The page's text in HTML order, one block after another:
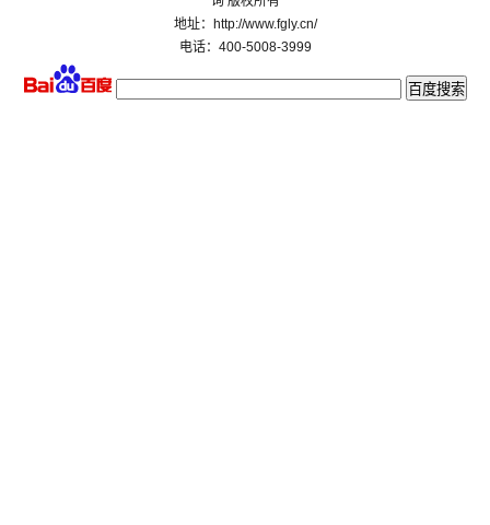
地址：http://www.fgly.cn/
电话：400-5008-3999